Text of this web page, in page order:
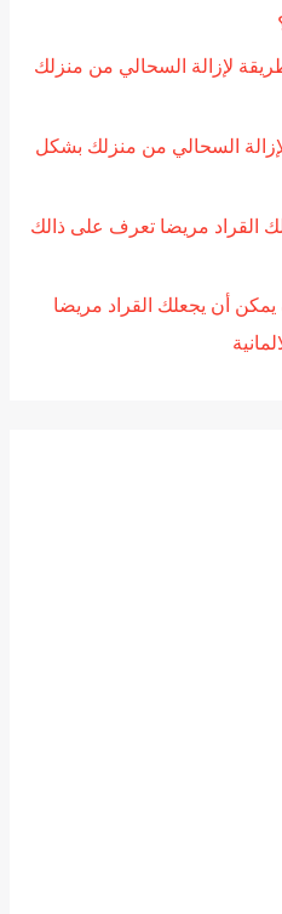
طريقة لإزالة السحالي من منزلك
لإزالة السحالي من منزلك بشكل
القراد مريضا تعرف على ذالك
أن يجعلك القراد مريضا